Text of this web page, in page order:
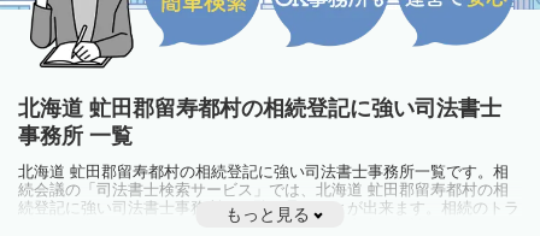
北海道 虻田郡留寿都村の相続登記に強い司法書士
事務所 一覧
北海道 虻田郡留寿都村の相続登記に強い司法書士事務所一覧です。相
続会議の「司法書士検索サービス」では、北海道 虻田郡留寿都村の相
続登記に強い司法書士事務所を一覧で見ることが出来ます。相続のトラ
ブルやお悩みを抱えている方は一度近隣の司法書士に相談してみましょ
もっと見る